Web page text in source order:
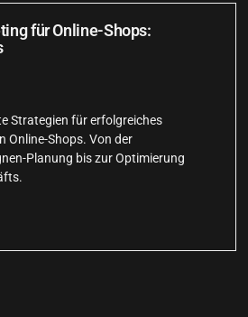
für Online-Shops:
Strategien für erfolgreiches
Online-Shops. Von der
Planung bis zur Optimierung